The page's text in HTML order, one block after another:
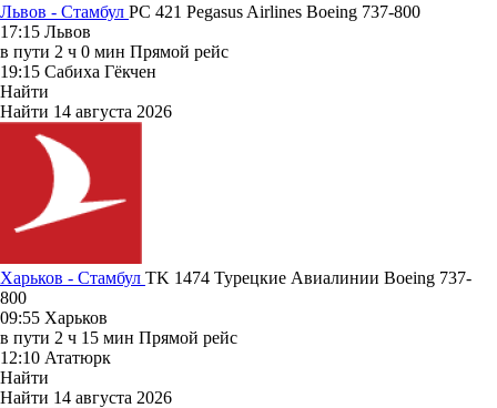
Львов - Стамбул PC 421 Pegasus Airlines Boeing 737-800
17:15 Львов
в пути 2 ч 0 мин Прямой рейс
19:15 Сабиха Гёкчен
Найти
Найти 14 августа 2026
Харьков - Стамбул TK 1474 Турецкие Авиалинии Boeing 737-
800
09:55 Харьков
в пути 2 ч 15 мин Прямой рейс
12:10 Ататюрк
Найти
Найти 14 августа 2026